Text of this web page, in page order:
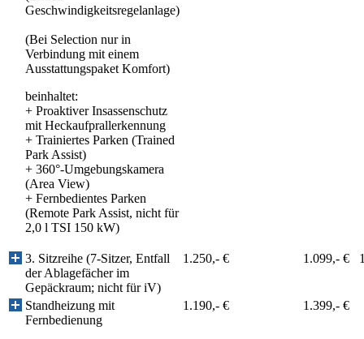
Geschwindigkeitsregelanlage)
(Bei Selection nur in
Verbindung mit einem
Ausstattungspaket Komfort)
beinhaltet:
+ Proaktiver Insassenschutz
mit Heckaufprallerkennung
+ Trainiertes Parken (Trained
Park Assist)
+ 360°-Umgebungskamera
(Area View)
+ Fernbedientes Parken
(Remote Park Assist, nicht für
2,0 l TSI 150 kW)
3. Sitzreihe (7-Sitzer, Entfall
der Ablagefächer im
Gepäckraum; nicht für iV)
1.250,- € 1.099,- €
Standheizung mit
Fernbedienung
1.190,- € 1.399,- €